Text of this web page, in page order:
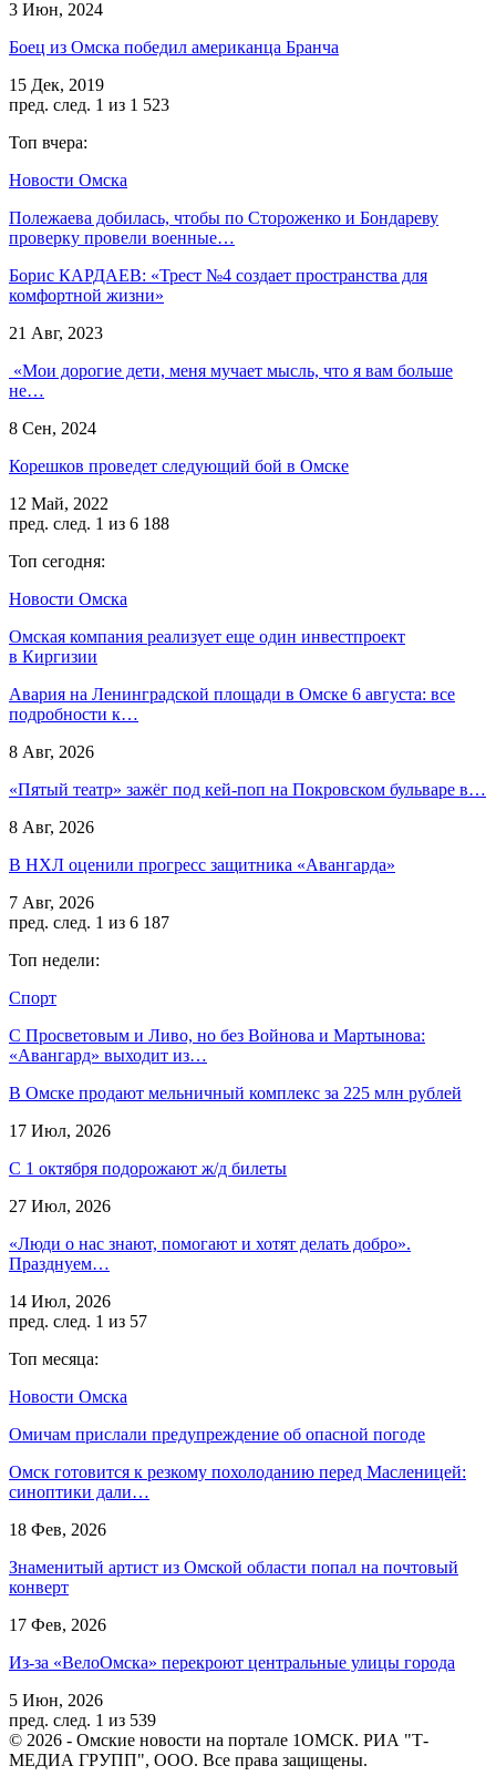
3 Июн, 2024
Боец из Омска победил американца Бранча
15 Дек, 2019
пред. след. 1 из 1 523
Топ вчера:
Новости Омска
Полежаева добилась, чтобы по Стороженко и Бондареву
проверку провели военные…
Борис КАРДАЕВ: «Трест №4 создает пространства для
комфортной жизни»
21 Авг, 2023
«Мои дорогие дети, меня мучает мысль, что я вам больше
не…
8 Сен, 2024
Корешков проведет следующий бой в Омске
12 Май, 2022
пред. след. 1 из 6 188
Топ сегодня:
Новости Омска
Омская компания реализует еще один инвестпроект
в Киргизии
Авария на Ленинградской площади в Омске 6 августа: все
подробности к…
8 Авг, 2026
«Пятый театр» зажёг под кей-поп на Покровском бульваре в…
8 Авг, 2026
В НХЛ оценили прогресс защитника «Авангарда»
7 Авг, 2026
пред. след. 1 из 6 187
Топ недели:
Спорт
С Просветовым и Ливо, но без Войнова и Мартынова:
«Авангард» выходит из…
В Омске продают мельничный комплекс за 225 млн рублей
17 Июл, 2026
С 1 октября подорожают ж/д билеты
27 Июл, 2026
«Люди о нас знают, помогают и хотят делать добро».
Празднуем…
14 Июл, 2026
пред. след. 1 из 57
Топ месяца:
Новости Омска
Омичам прислали предупреждение об опасной погоде
Омск готовится к резкому похолоданию перед Масленицей:
синоптики дали…
18 Фев, 2026
Знаменитый артист из Омской области попал на почтовый
конверт
17 Фев, 2026
Из-за «ВелоОмска» перекроют центральные улицы города
5 Июн, 2026
пред. след. 1 из 539
© 2026 - Омские новости на портале 1ОМСК. РИА "Т-
МЕДИА ГРУПП", ООО. Все права защищены.